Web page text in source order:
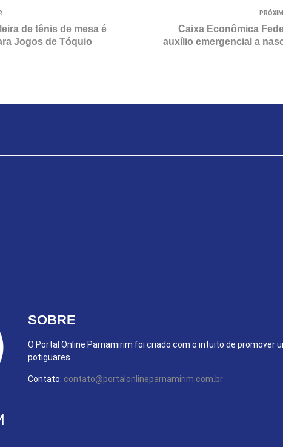
de tênis de mesa é
Jogos de Tóquio
Caixa Econômica
auxílio emergencial a
SOBRE
O Portal Online Parnamirim foi criado com o intuito de promover
potiguares.
Contato: contato@portalonlineparnamirim.com.br